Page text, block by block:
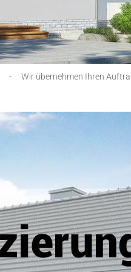
- Wir übernehmen Ihren